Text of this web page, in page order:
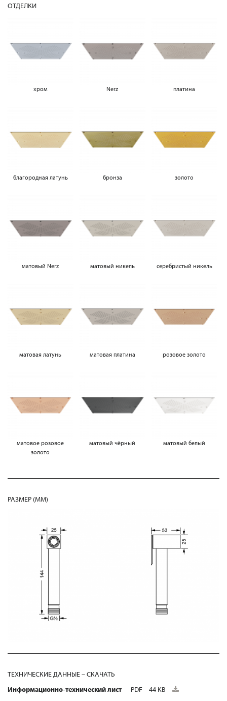
ОТДЕЛКИ
хром Nerz платина
благородная латунь бронза золото
матовый Nerz матовый никель серебристый никель
матовая латунь матовая платина розовое золото
матовое розовое
золото
матовый чёрный матовый белый
РАЗМЕР (MM)
ТЕХНИЧЕСКИЕ ДАННЫЕ – СКАЧАТЬ
Информационно-технический лист
PDF 44 KB